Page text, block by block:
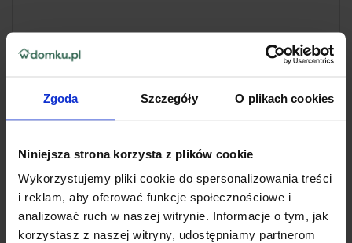
Zgoda Szczegóły O plikach cookies
Niniejsza strona korzysta z plików cookie
Wykorzystujemy pliki cookie do spersonalizowania treści
i reklam, aby oferować funkcje społecznościowe i
analizować ruch w naszej witrynie. Informacje o tym, jak
korzystasz z naszej witryny, udostępniamy partnerom
Pilarka łańcuchowa NAC-CST61-50AC + łańcuch + Olej
609,30 zł 677,00 zł
Do koszyka